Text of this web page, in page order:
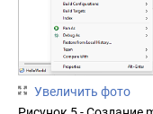
Увеличить фото